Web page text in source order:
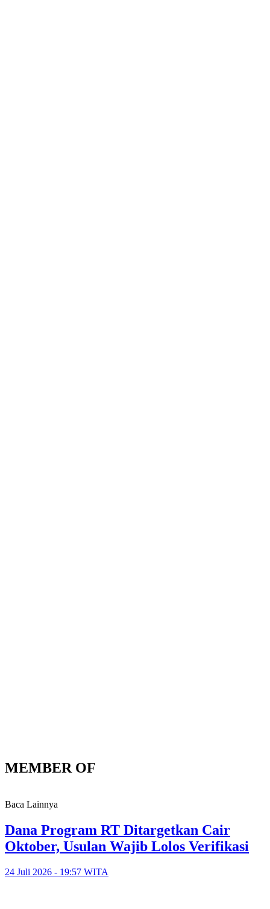
MEMBER OF
Baca Lainnya
Dana Program RT Ditargetkan Cair
Oktober, Usulan Wajib Lolos Verifikasi
24 Juli 2026 - 19:57 WITA